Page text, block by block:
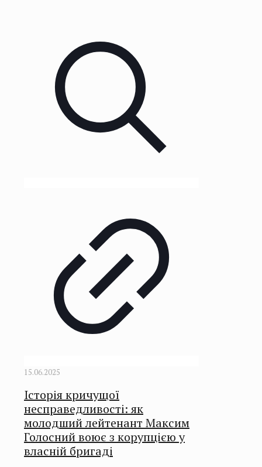
15.06.2025
Історія кричущої
несправедливості: як
молодший лейтенант Максим
Голосний воює з корупцією у
власній бригаді